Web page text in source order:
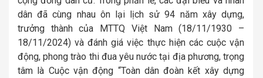
dân đã cùng nhau ôn lại lịch sử 94 năm xây dựng,
trưởng thành của MTTQ Việt Nam (18/11/1930 –
18/11/2024) và đánh giá việc thực hiện các cuộc vận
động, phong trào thi đua yêu nước tại địa phương, trọng
tâm là Cuộc vận động “Toàn dân đoàn kết xây dựng